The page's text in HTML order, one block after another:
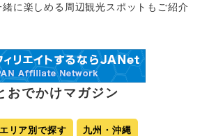
緒に楽しめる周辺観光スポットもご紹介
おでかけマガジン
エリア別で探す 九州・沖縄